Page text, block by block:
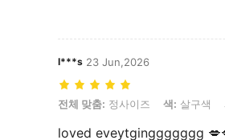
I***s 23 Jun,2026
전체 맞춤: 정사이즈, 색: 살구색, 사이
전체 맞춤: 정사이즈 색: 살구색
loved eveytginggggggg